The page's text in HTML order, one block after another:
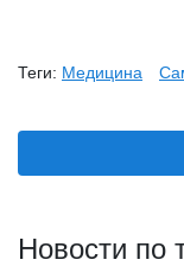
Теги: Медицина
Новости по